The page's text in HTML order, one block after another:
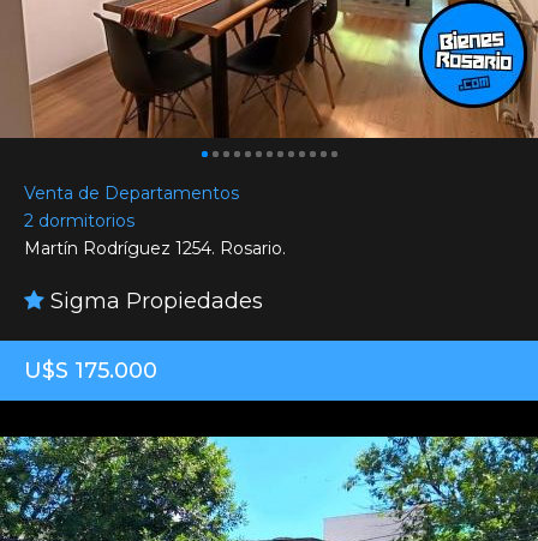
Venta de Departamentos
2 dormitorios
Martín Rodríguez 1254. Rosario.
Sigma Propiedades
U$S 175.000